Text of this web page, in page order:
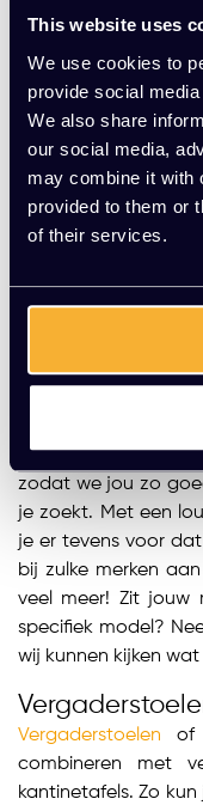
This website uses
We use cookies to
provide social
We also share
our social media,
may combine it with
provided to them or
of their services.
vormgegeven
lichamelijke
termijn. Ook
zoals verstelbaar in
rug- en
houding.
belangrijk dat je af
loopt.
Lounge stoelen
Lounge stoelenzijn
om je bezoekers
een stapje voor
allerlei stijlen,
beschikken over
zodat we jou zo
je zoekt. Met een
je er tevens voor
bij zulke merken
veel meer! Zit jouw
specifiek model?
wij kunnen kijken
Vergaderstoelen of
combineren met
kantinetafels. Zo